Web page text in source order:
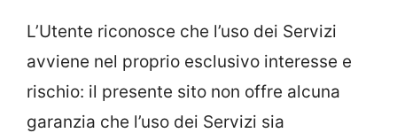
L’Utente riconosce che l’uso dei Servizi
avviene nel proprio esclusivo interesse e
rischio: il presente sito non offre alcuna
garanzia che l’uso dei Servizi sia